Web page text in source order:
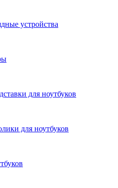
устройства
для ноутбуков
для ноутбуков